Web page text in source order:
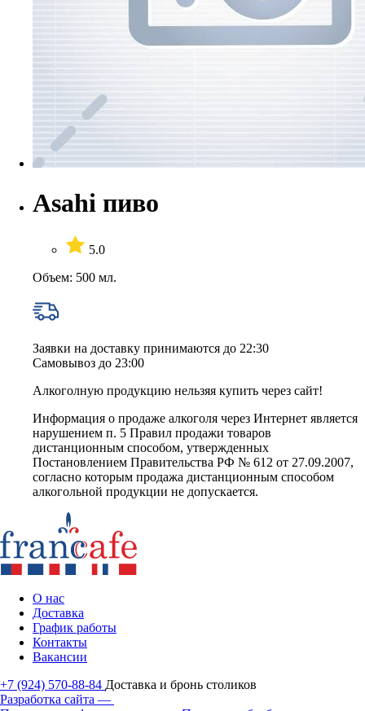
Asahi пиво
5.0
Объем: 500 мл.
Заявки на доставку принимаются до 22:30
Самовывоз до 23:00
Алкоголную продукцию нельзяя купить через сайт!
Информация о продаже алкоголя через Интернет является
нарушением п. 5 Правил продажи товаров
дистанционным способом, утвержденных
Постановлением Правительства РФ № 612 от 27.09.2007,
согласно которым продажа дистанционным способом
алкогольной продукции не допускается.
О нас
Доставка
График работы
Контакты
Вакансии
+7 (924) 570-88-84 Доставка и бронь столиков
Разработка сайта —